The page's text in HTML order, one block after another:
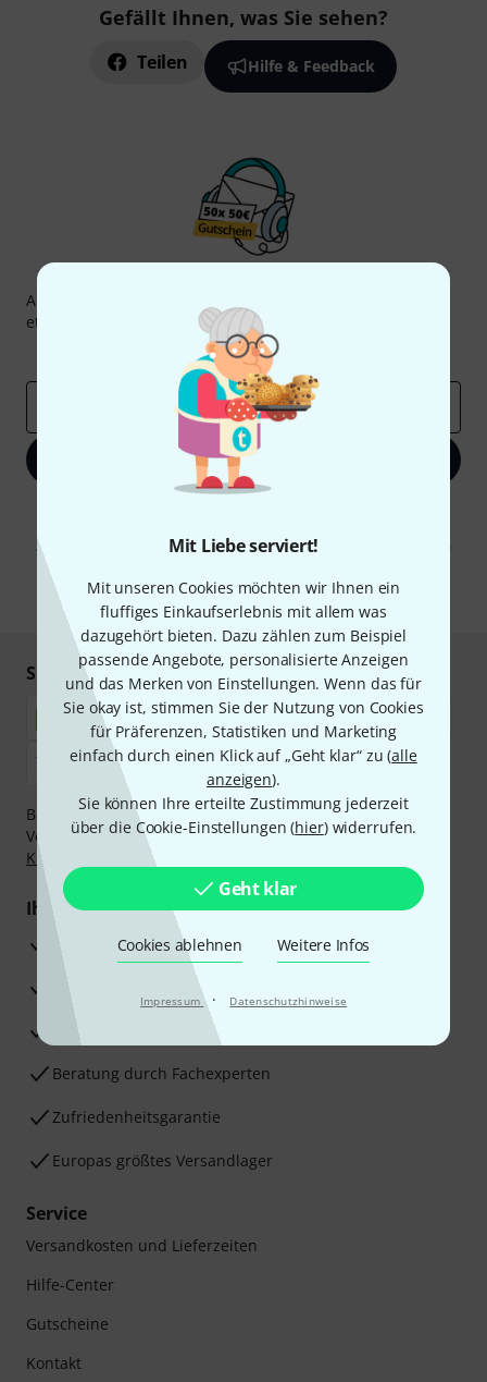
Mit Liebe serviert!
Mit unseren Cookies möchten wir Ihnen ein
fluffiges Einkaufserlebnis mit allem was
dazugehört bieten. Dazu zählen zum Beispiel
passende Angebote, personalisierte Anzeigen
und das Merken von Einstellungen. Wenn das für
Sie okay ist, stimmen Sie der Nutzung von Cookies
für Präferenzen, Statistiken und Marketing
einfach durch einen Klick auf „Geht klar“ zu (alle
anzeigen).
Sie können Ihre erteilte Zustimmung jederzeit
über die Cookie-Einstellungen (hier) widerrufen.
Geht klar
Cookies ablehnen Weitere Infos
Impressum · Datenschutzhinweise
Gefällt Ihnen, was Sie sehen?
Teilen Hilfe & Feedback
Abonniere den Thomann Newsletter und gewinne mit
etwas Glück einen von
50 Gutscheinen
Inspirierende Beiträge
Deals
Jetzt anmelden
Abmeldung ist jederzeit möglich. Weitere Informationen finden Sie in
* Pflichtfeld
Sicher einkaufen & bezahlen
Bezahlen Sie vertraulich und sicher per Nachnahme,
Vorkasse, PayPal, Amazon Pay,Klarna Sofort bezahlen
Klarna Ratenzahlung
Ihre Vorteile
3 Jahre Thomann Garantie
30 Tage Money-Back-Garantie
Beratung durch Fachexperten
Zufriedenheitsgarantie
Europas größtes Versandlager
Service
Versandkosten und Lieferzeiten
Hilfe-Center
Gutscheine
Kontakt